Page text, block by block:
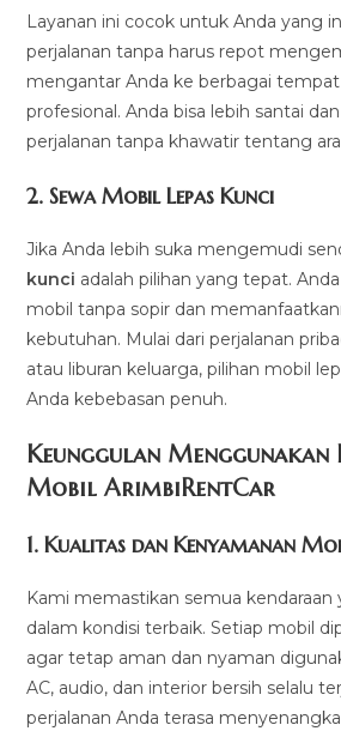
Layanan ini cocok untuk Anda yang
perjalanan tanpa harus repot
mengantar Anda ke berbagai
profesional. Anda bisa lebih santai
perjalanan tanpa khawatir tentang
2.Sewa Mobil Lepas Kunci
Jika Anda lebih suka mengemudi
kunci adalah pilihan yang tepat.
mobil tanpa sopir dan
kebutuhan. Mulai dari perjalanan
atau liburan keluarga, pilihan mobil
Anda kebebasan penuh.
Keunggulan Menggunakan
Mobil ArimbiRentCar
1.Kualitas dan Kenyamanan
Kami memastikan semua kendaraan
dalam kondisi terbaik. Setiap mobil
agar tetap aman dan nyaman
AC, audio, dan interior bersih selalu
perjalanan Anda terasa